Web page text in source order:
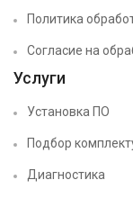
Политика
Согласие на
Услуги
Установка ПО
Подбор
Диагностика